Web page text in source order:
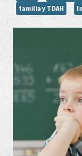
familia y TDAH